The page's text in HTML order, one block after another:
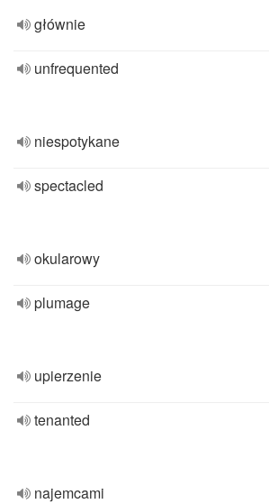
głównie
unfrequented
niespotykane
spectacled
okularowy
plumage
upierzenie
tenanted
najemcami